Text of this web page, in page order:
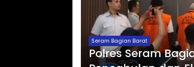
Seram Bagian Barat
Polres Seram